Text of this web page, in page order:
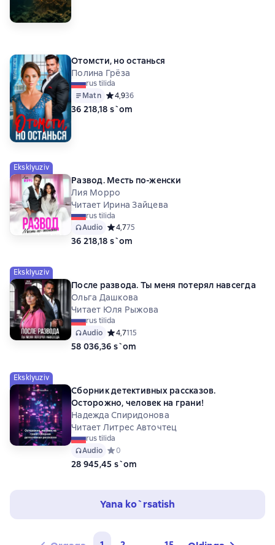
Отомсти, но останься
Полина Грёза
rus tilida
Matn Средний рейтинг 4,9 на основе 36 оценок
4,936
36 218,18 s`om
Eksklyuziv
Развод. Месть по-женски
Лия Морро
Читает Ирина Зайцева
rus tilida
Audio Средний рейтинг 4,7 на основе 75 оценок
4,775
36 218,18 s`om
Eksklyuziv
После развода. Ты меня потерял навсегда
Ольга Дашкова
Читает Юля Рыжова
rus tilida
Audio Средний рейтинг 4,7 на основе 115 оценок
4,7115
58 036,36 s`om
Eksklyuziv
Сборник детективных рассказов.
Осторожно, человек на грани!
Надежда Спиридонова
Читает Литрес Авточтец
rus tilida
Audio Средний рейтинг 0 на основе 0 оценок
0
28 945,45 s`om
Yana ko`rsatish